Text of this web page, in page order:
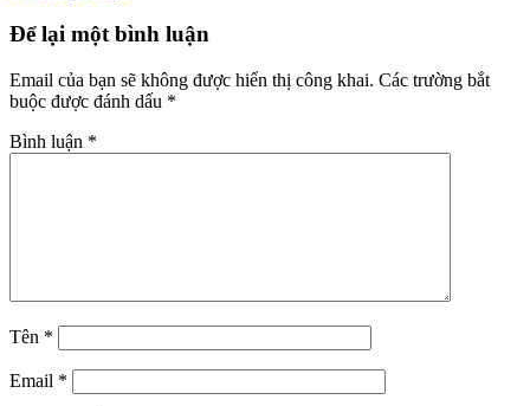
Để lại một bình luận
Email của bạn sẽ không được hiển thị công khai. Các trường bắt
buộc được đánh dấu *
Bình luận *
Tên *
Email *